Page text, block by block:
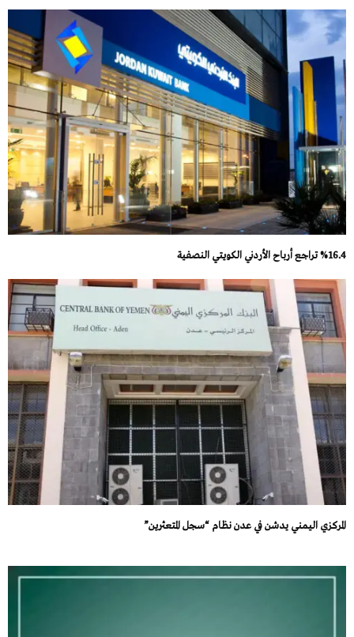
%16.4 تراجع أرباح الأردني الكويتي النصفية
المركزي اليمني يدشن في عدن نظام “سجل المتعثرين”